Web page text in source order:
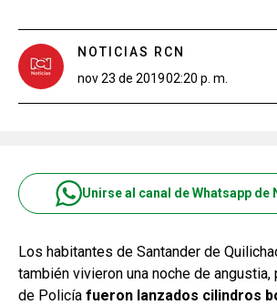
NOTICIAS RCN
nov 23 de 201902:20 p. m.
Unirse al canal de Whatsapp de
Los habitantes de Santander de
también vivieron una noche de
de Policía fueron lanzados cilindros